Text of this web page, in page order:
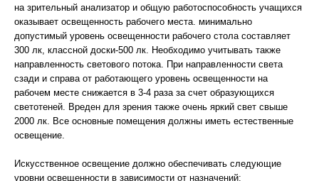
на зрительный анализатор и общую работоспособность учащихся
оказывает освещенность рабочего места. минимально
допустимый уровень освещенности рабочего стола составляет
300 лк, классной доски-500 лк. Необходимо учитывать также
направленность светового потока. При направленности света
сзади и справа от работающего уровень освещенности на
рабочем месте снижается в 3-4 раза за счет образующихся
светотеней. Вреден для зрения также очень яркий свет свыше
2000 лк. Все основные помещения должны иметь естественные
освещение.
Искусственное освещение должно обеспечивать следующие
уровни освещенности в зависимости от назначений: